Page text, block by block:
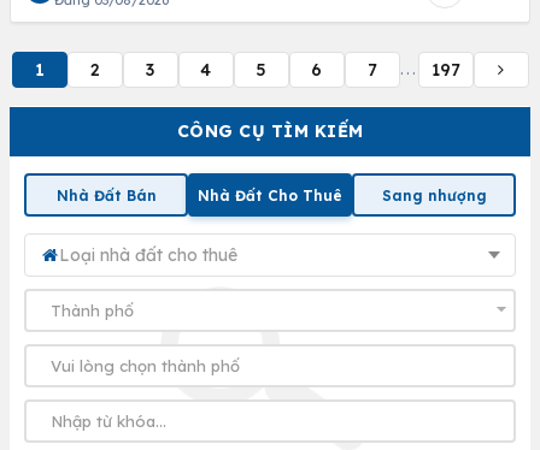
CÔNG CỤ TÌM KIẾM
Nhà Đất Bán Nhà Đất Cho Thuê Sang nhượng
Loại nhà đất cho thuê
1 2 3 4 5 6 7 ... 197